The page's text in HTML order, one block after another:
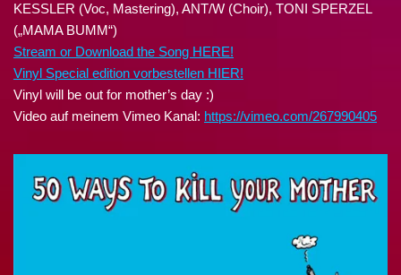
KESSLER (Voc, Mastering), ANT/W (Choir), TONI SPERZEL
(„MAMA BUMM“)
Stream or Download the Song HERE!
Vinyl Special edition vorbestellen HIER!
Vinyl will be out for mother’s day :)
Video auf meinem Vimeo Kanal: https://vimeo.com/267990405